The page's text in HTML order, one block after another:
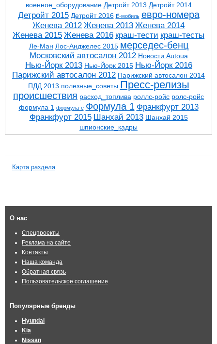
военное_оборудование Детройт 2013 Детройт 2014
Детройт 2015 Детройт 2016 Ё-мобиль евро-номера
Женева 2012 Женева 2013 Женева 2014
Женева 2015 Женева 2016 краш-тести краш-тесты
Ле-Ман Лос-Анджелес 2015 мерседес-бенц
Московский автосалон 2012 Новости Autoua
Нью-Йорк 2013 Нью-Йорк 2015 Нью-Йорк 2016
Парижский автосалон 2012 Парижский автосалон 2014
ПДД 2013 полезные_советы Пресс-релизы
проиcшествия расход_топлива роллс-ройс ролс-ройс
формула 1 формула-е Формула 1 Франкфурт 2013
Франкфурт 2015 Шанхай 2013 Шанхай 2015
шпионские_кадры
Карта раздела
О нас
Спецпроекты
Реклама на сайте
Контакты
Наша команда
Обратная связь
Пользовательское соглашение
Популярные бренды
Hyundai
Kia
Nissan